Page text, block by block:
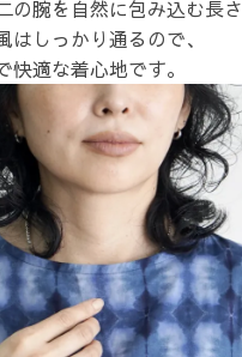
の腕を自然に包み込む長さ
しっかり通るので、
適な着心地です。